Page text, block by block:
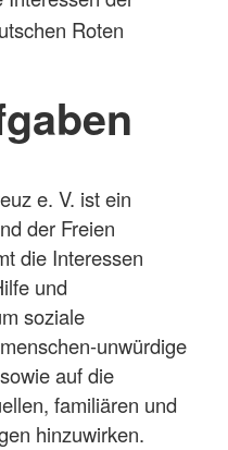
Roten
e. V. ist ein
der Freien
die Interessen
und
soziale
unwürdige
auf die
familiären und
hinzuwirken.